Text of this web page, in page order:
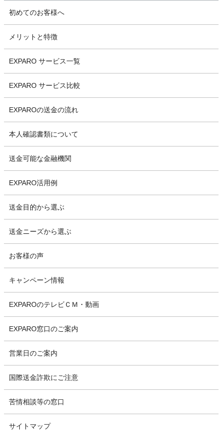
初めてのお客様へ
メリットと特徴
EXPARO サービス一覧
EXPARO サービス比較
EXPAROの送金の流れ
本人確認書類について
送金可能な金融機関
EXPARO活用例
送金目的から選ぶ
送金ニーズから選ぶ
お客様の声
キャンペーン情報
EXPAROのテレビＣＭ・動画
EXPARO窓口のご案内
営業日のご案内
国際送金詐欺にご注意
苦情相談等の窓口
サイトマップ